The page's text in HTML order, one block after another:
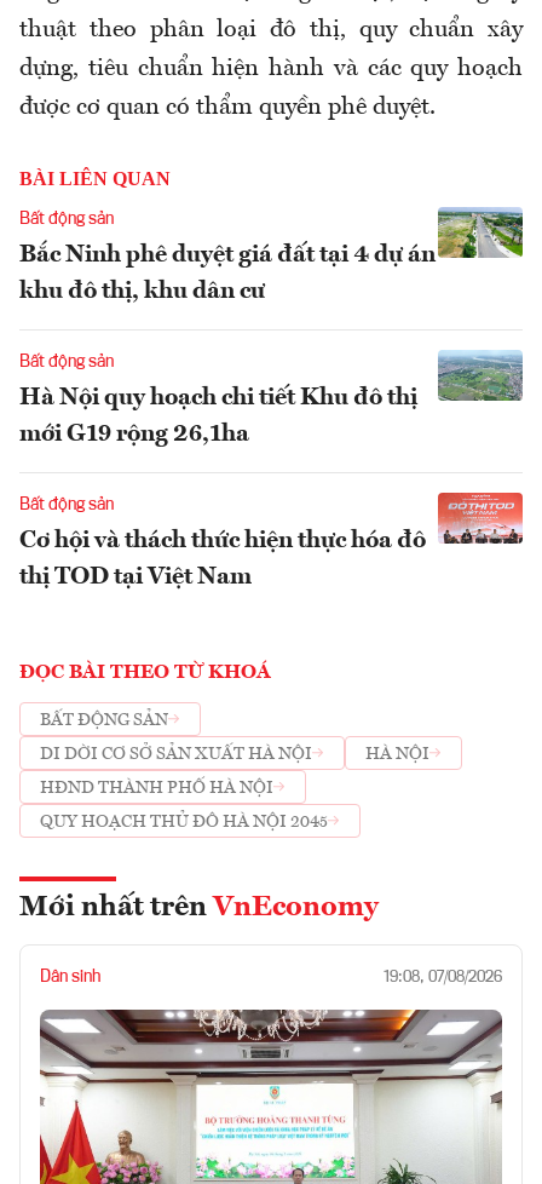
thuật theo phân loại đô thị, quy chuẩn xây
dựng, tiêu chuẩn hiện hành và các quy hoạch
được cơ quan có thẩm quyền phê duyệt.
BÀI LIÊN QUAN
Bất động sản
Bắc Ninh phê duyệt giá đất tại 4 dự án
khu đô thị, khu dân cư
Bất động sản
Hà Nội quy hoạch chi tiết Khu đô thị
mới G19 rộng 26,1ha
Bất động sản
Cơ hội và thách thức hiện thực hóa đô
thị TOD tại Việt Nam
ĐỌC BÀI THEO TỪ KHOÁ
BẤT ĐỘNG SẢN
DI DỜI CƠ SỞ SẢN XUẤT HÀ NỘI
HÀ NỘI
HĐND THÀNH PHỐ HÀ NỘI
QUY HOẠCH THỦ ĐÔ HÀ NỘI 2045
Mới nhất trên VnEconomy
Dân sinh 19:08, 07/08/2026